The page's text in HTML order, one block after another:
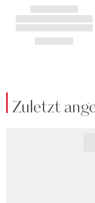
Zuletzt